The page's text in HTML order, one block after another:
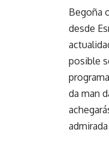
Begoña
desde
posible
da man